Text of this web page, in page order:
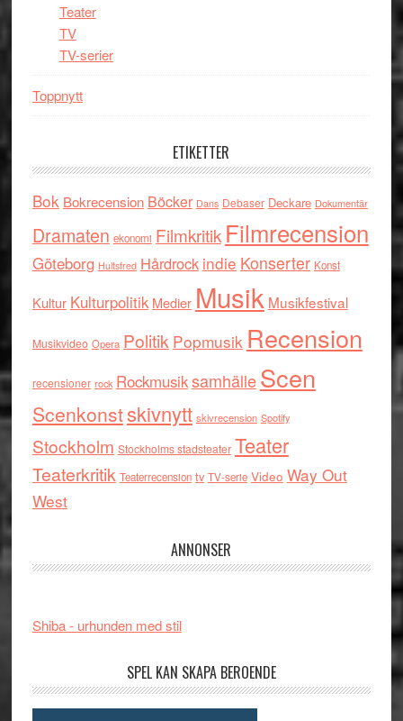
Teater
TV
TV-serier
Toppnytt
ETIKETTER
Bok Bokrecension Böcker Dans Debaser Deckare Dokumentär
Dramaten ekonomi Filmkritik Filmrecension
Göteborg Hultsfred Hårdrock indie Konserter Konst
Kultur Kulturpolitik Medier Musik Musikfestival
Musikvideo Opera Politik Popmusik Recension
recensioner rock RockmusiksamhälleScen
Scenkonstskivnytt skivrecension Spotify
Stockholm Stockholms stadsteater Teater
Teaterkritik Teaterrecension tv TV-serie Video Way Out
West
ANNONSER
Shiba - urhunden med stil
SPEL KAN SKAPA BEROENDE